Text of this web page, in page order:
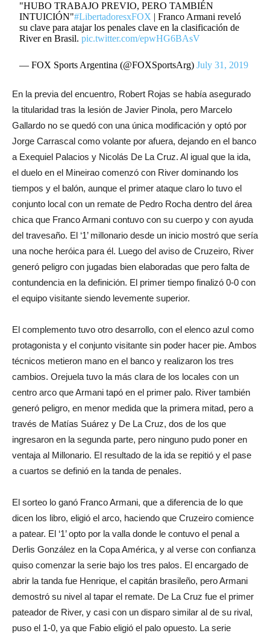
"HUBO TRABAJO PREVIO, PERO TAMBIÉN
INTUICIÓN"#LibertadoresxFOX | Franco Armani reveló
su clave para atajar los penales clave en la clasificación de
River en Brasil.pic.twitter.com/epwHG6BAsV
— FOX Sports Argentina (@FOXSportsArg)July 31, 2019
En la previa del encuentro, Robert Rojas se había asegurado
la titularidad tras la lesión de Javier Pinola, pero Marcelo
Gallardo no se quedó con una única modificación y optó por
Jorge Carrascal como volante por afuera, dejando en el banco
a Exequiel Palacios y Nicolás De La Cruz. Al igual que la ida,
el duelo en el Mineirao comenzó con River dominando los
tiempos y el balón, aunque el primer ataque claro lo tuvo el
conjunto local con un remate de Pedro Rocha dentro del área
chica que Franco Armani contuvo con su cuerpo y con ayuda
del travesaño. El ‘1’ millonario desde un inicio mostró que sería
una noche heróica para él. Luego del aviso de Cruzeiro, River
generó peligro con jugadas bien elaboradas que pero falta de
contundencia en la definición. El primer tiempo finalizó 0-0 con
el equipo visitante siendo levemente superior.
El complemento tuvo otro desarrollo, con el elenco azul como
protagonista y el conjunto visitante sin poder hacer pie. Ambos
técnicos metieron mano en el banco y realizaron los tres
cambios. Orejuela tuvo la más clara de los locales con un
centro arco que Armani tapó en el primer palo. River también
generó peligro, en menor medida que la primera mitad, pero a
través de Matías Suárez y De La Cruz, dos de los que
ingresaron en la segunda parte, pero ninguno pudo poner en
ventaja al Millonario. El resultado de la ida se repitió y el pase
a cuartos se definió en la tanda de penales.
El sorteo lo ganó Franco Armani, que a diferencia de lo que
dicen los libro, eligió el arco, haciendo que Cruzeiro comience
a patear. El ‘1’ opto por la valla donde le contuvo el penal a
Derlis González en la Copa América, y al verse con confianza
quiso comenzar la serie bajo los tres palos. El encargado de
abrir la tanda fue Henrique, el capitán brasileño, pero Armani
demostró su nivel al tapar el remate. De La Cruz fue el primer
pateador de River, y casi con un disparo similar al de su rival,
puso el 1-0, ya que Fabio eligió el palo opuesto. La serie